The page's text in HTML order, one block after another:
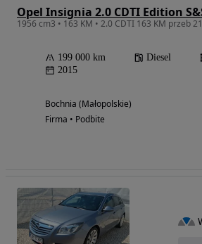
Opel Insignia 2.0 CDTI Edition
199 000 km Diesel
2015
Bochnia (Małopolskie)
Firma • Podbite